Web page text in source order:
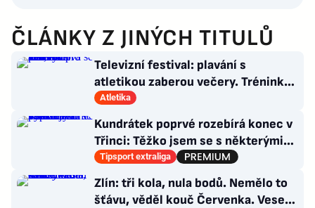
ČLÁNKY Z JINÝCH TITULŮ
Televizní festival: plavání s
atletikou zaberou večery. Trénink
pro LA, usmívá se Dusík
Atletika
Kundrátek poprvé rozebírá konec v
Třinci: Těžko jsem se s některými
věcmi vyrovnával
Tipsport extraliga
Zlín: tři kola, nula bodů. Nemělo to
šťávu, věděl kouč Červenka. Veselý